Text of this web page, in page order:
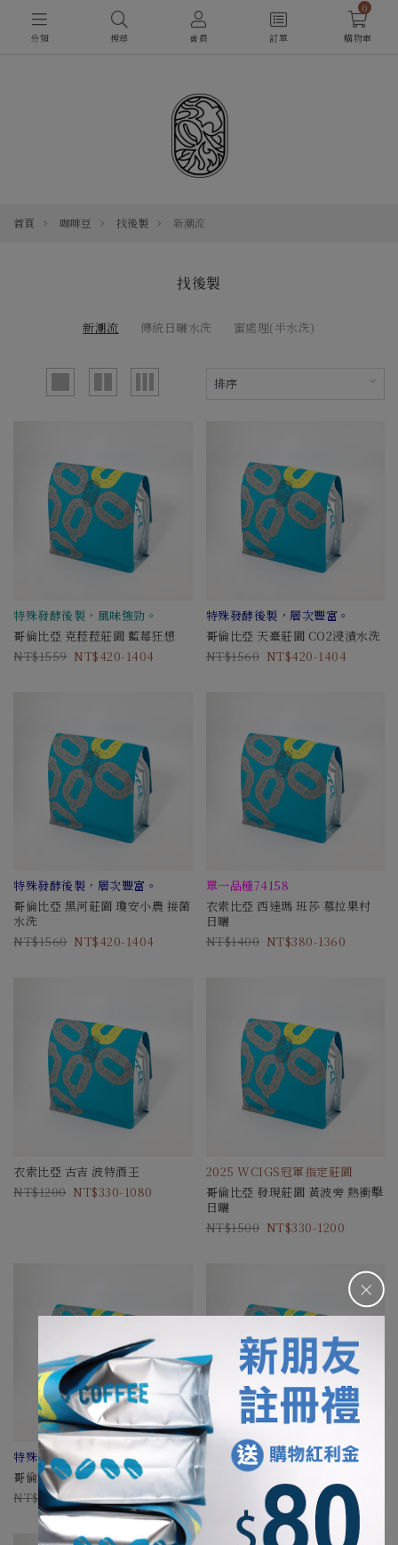
＋
分類 搜尋 會員 訂單
0
購物車
首頁 咖啡豆 找後製 新潮流
找後製
新潮流 傳統日曬水洗 蜜處理(半水洗)
特殊發酵後製，風味強勁。
哥倫比亞 克菈菈莊園 藍莓狂想
1559
420-1404
特殊發酵後製，層次豐富。
哥倫比亞 天臺莊園 CO2浸漬水洗
1560
420-1404
特殊發酵後製，層次豐富。
哥倫比亞 黑河莊園 瓊安小農 接菌
水洗
1560
420-1404
單一品種74158
衣索比亞 西達瑪 班莎 慕拉果村
日曬
1400
380-1360
衣索比亞 古吉 波特酒王
1200
330-1080
2025 WCIGS冠軍指定莊園
哥倫比亞 發現莊園 黃波旁 熱衝擊
日曬
1500
330-1200
特殊發酵後製，層次豐富。
哥倫比亞 考卡省 玫瑰香頌
1700
455-1530
衣索比亞 西達瑪 荔枝厭氧蜜處理
1300